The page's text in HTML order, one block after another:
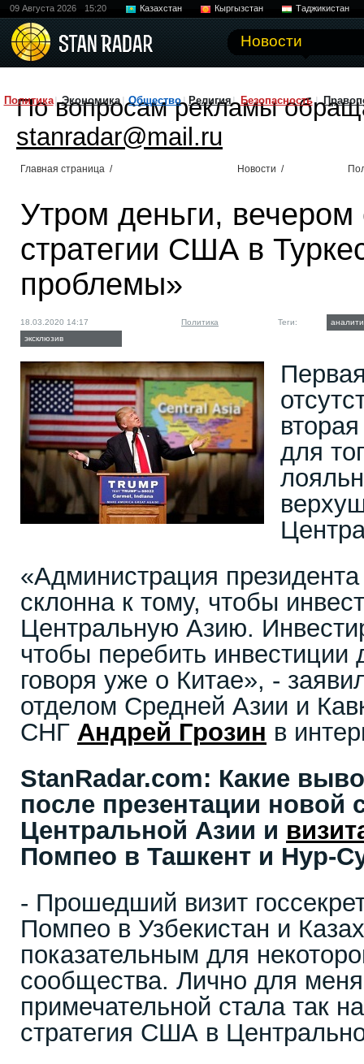
09 Августа 2026 15:20 Казахстан Кыргызстан Таджикистан
Новости
Политика Экономика Общество Религия Безопасность
По вопросам рекламы
stanradar@mail.ru
Главная страница / Новости /
Утром деньги, вечером
стратегии США в
проблемы»
18.03.2020 14:17 Политика Теги:
эксклюзив
для
«Администрация
склонна к тому, чтобы
Центральную Азию.
чтобы перебить инвестиции
говоря уже о Китае», -
отделом Средней Азии и
СНГ Андрей Грозин в
StanRadar.com: Какие
после презентации новой
Центральной Азии и
Помпео в Ташкент и Нур-
- Прошедший визит
Помпео в Узбекистан и
показательным для
сообщества. Лично для
примечательной стала так
стратегия США в